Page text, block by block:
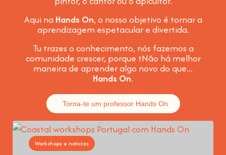
Aqui na Hands On, o nosso objetivo é tornar a
aprendizagem espetacular e divertida.
Tu trazes o conhecimento, nós fazemos a
comunidade crescer, porque tNão há melhor
maneira de aprender algo novo do que...
Hands On.
Torna-te um professor Hands On
Workshops e notícias